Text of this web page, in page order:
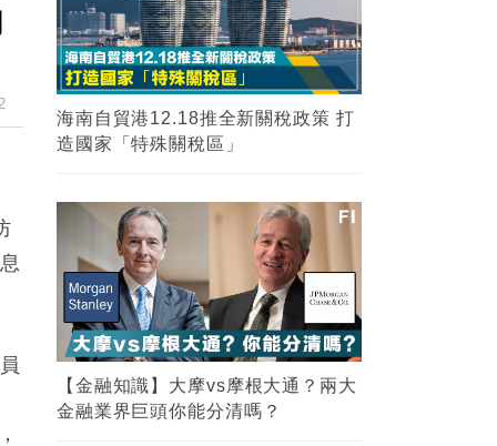
海南自貿港12.18推全新關稅政策 打
造國家「特殊關稅區」
【金融知識】大摩vs摩根大通？兩大
金融業界巨頭你能分清嗎？